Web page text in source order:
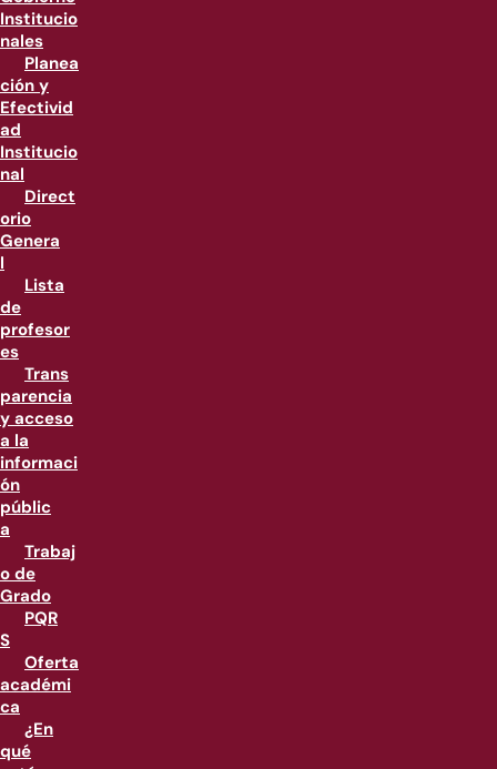
Institucio
nales
Planea
ción y
Efectivid
ad
Institucio
nal
Direct
orio
Genera
l
Lista
de
profesor
es
Trans
parencia
y acceso
a la
informaci
ón
públic
a
Trabaj
o de
Grado
PQR
S
Oferta
académi
ca
¿En
qué